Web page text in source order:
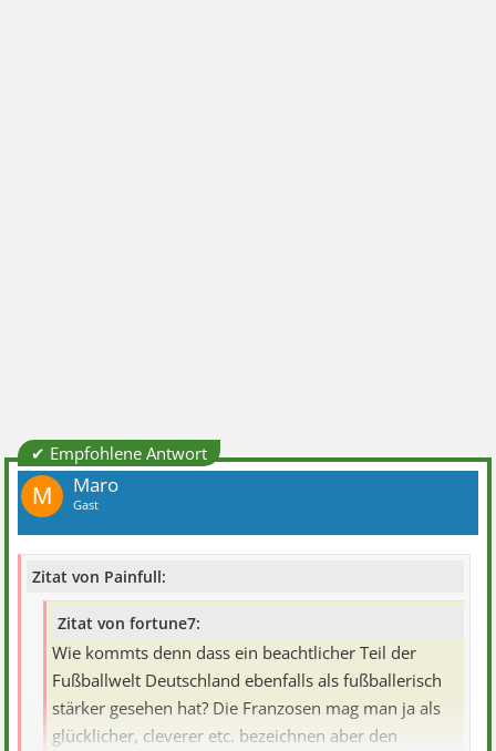
✔ Empfohlene Antwort
M Maro
Gast
Zitat von Painfull:
Zitat von fortune7:
Wie kommts denn dass ein beachtlicher Teil der
Fußballwelt Deutschland ebenfalls als fußballerisch
stärker gesehen hat? Die Franzosen mag man ja als
glücklicher, cleverer etc. bezeichnen aber den